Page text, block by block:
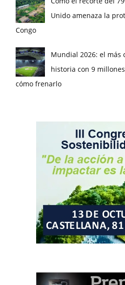
Unido amenaza la
Congo
Mundial 2026: el más
historia con 9
cómo frenarlo